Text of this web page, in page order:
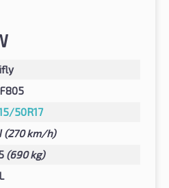
50R17
(270 km/h)
(690 kg)